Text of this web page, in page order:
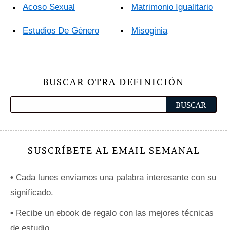
Acoso Sexual
Estudios De Género
Matrimonio Igualitario
Misoginia
BUSCAR OTRA DEFINICIÓN
SUSCRÍBETE AL EMAIL SEMANAL
• Cada lunes enviamos una palabra interesante con su
significado.
• Recibe un ebook de regalo con las mejores técnicas